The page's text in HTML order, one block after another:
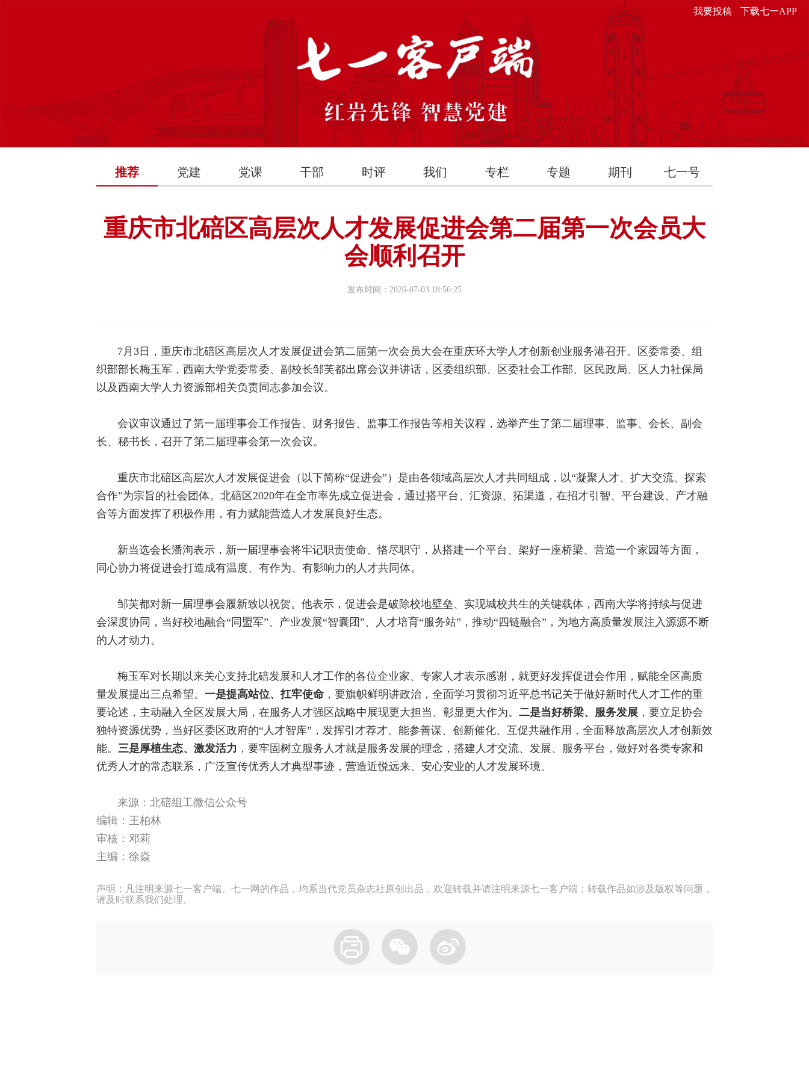
我要投稿 下载七一APP
推荐 党建 党课 干部 时评 我们 专栏 专题 期刊 七一号
重庆市北碚区高层次人才发展促进会第二届第一次会员大
会顺利召开
发布时间：2026-07-03 18:56:25
7月3日，重庆市北碚区高层次人才发展促进会第二届第一次会员大会在重庆环大学人才创新创业服务港召开。区委常委、组
织部部长梅玉军，西南大学党委常委、副校长邹芙都出席会议并讲话，区委组织部、区委社会工作部、区民政局、区人力社保局
以及西南大学人力资源部相关负责同志参加会议。
会议审议通过了第一届理事会工作报告、财务报告、监事工作报告等相关议程，选举产生了第二届理事、监事、会长、副会
长、秘书长，召开了第二届理事会第一次会议。
重庆市北碚区高层次人才发展促进会（以下简称“促进会”）是由各领域高层次人才共同组成，以“凝聚人才、扩大交流、探索
合作”为宗旨的社会团体。北碚区2020年在全市率先成立促进会，通过搭平台、汇资源、拓渠道，在招才引智、平台建设、产才融
合等方面发挥了积极作用，有力赋能营造人才发展良好生态。
新当选会长潘洵表示，新一届理事会将牢记职责使命、恪尽职守，从搭建一个平台、架好一座桥梁、营造一个家园等方面，
同心协力将促进会打造成有温度、有作为、有影响力的人才共同体。
邹芙都对新一届理事会履新致以祝贺。他表示，促进会是破除校地壁垒、实现城校共生的关键载体，西南大学将持续与促进
会深度协同，当好校地融合“同盟军”、产业发展“智囊团”、人才培育“服务站”，推动“四链融合”，为地方高质量发展注入源源不断
的人才动力。
梅玉军对长期以来关心支持北碚发展和人才工作的各位企业家、专家人才表示感谢，就更好发挥促进会作用，赋能全区高质
量发展提出三点希望。 一是提高站位、扛牢使命 ，要旗帜鲜明讲政治，全面学习贯彻习近平总书记关于做好新时代人才工作的重
要论述，主动融入全区发展大局，在服务人才强区战略中展现更大担当、彰显更大作为。 二是当好桥梁、服务发展 ，要立足协会
独特资源优势，当好区委区政府的“人才智库”，发挥引才荐才、能参善谋、创新催化、互促共融作用，全面释放高层次人才创新效
能。 三是厚植生态、激发活力 ，要牢固树立服务人才就是服务发展的理念，搭建人才交流、发展、服务平台，做好对各类专家和
优秀人才的常态联系，广泛宣传优秀人才典型事迹，营造近悦远来、安心安业的人才发展环境。
来源：北碚组工微信公众号
编辑：王柏林
审核：邓莉
主编：徐焱
声明：凡注明来源七一客户端、七一网的作品，均系当代党员杂志社原创出品，欢迎转载并请注明来源七一客户端；转载作品如涉及版权等问题，
请及时联系我们处理。